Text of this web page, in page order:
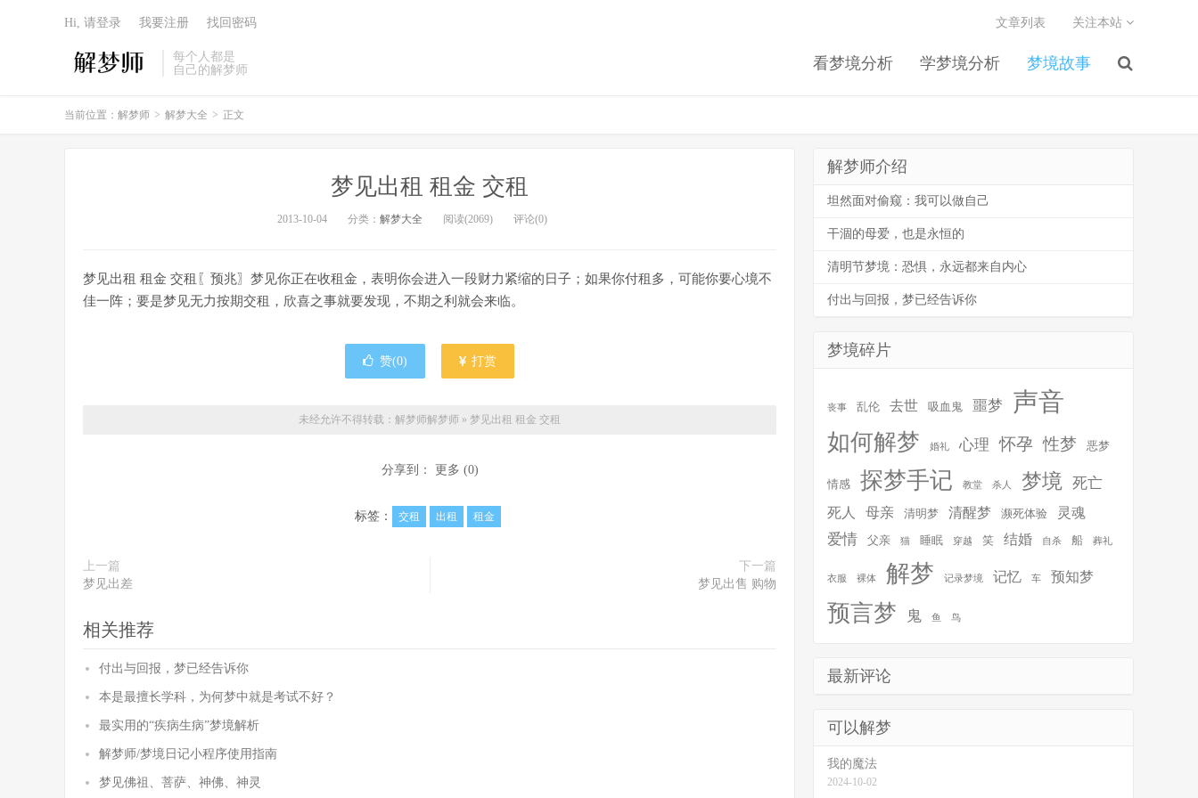
每个人都是
自己的解梦师
看梦境分析 学梦境分析 梦境故事
文章列表 关注本站
Hi, 请登录 我要注册 找回密码
当前位置： 解梦师 > 解梦大全 > 正文
梦见出租 租金 交租
2013-10-04 分类： 解梦大全 阅读(2069) 评论(0)
梦见出租 租金 交租〖预兆〗梦见你正在收租金，表明你会进入一段财力紧缩的日子；如果你付租多，可能你要心境不
佳一阵；要是梦见无力按期交租，欣喜之事就要发现，不期之利就会来临。
赞(0) 打赏
未经允许不得转载：解梦师解梦师 » 梦见出租 租金 交租
分享到： 更多 (0)
标签： 交租 出租 租金
上一篇
梦见出差
下一篇
梦见出售 购物
相关推荐
付出与回报，梦已经告诉你
本是最擅长学科，为何梦中就是考试不好？
最实用的“疾病生病”梦境解析
解梦师/梦境日记小程序使用指南
梦见佛祖、菩萨、神佛、神灵
解梦师介绍
坦然面对偷窥：我可以做自己
干涸的母爱，也是永恒的
清明节梦境：恐惧，永远都来自内心
付出与回报，梦已经告诉你
梦境碎片
丧事 乱伦 去世 吸血鬼 噩梦 声音
如何解梦 婚礼 心理 怀孕 性梦 恶梦
情感 探梦手记 教堂 杀人 梦境 死亡
死人 母亲 清明梦 清醒梦 濒死体验 灵魂
爱情 父亲 猫 睡眠 穿越 笑 结婚 自杀 船 葬礼
衣服 裸体 解梦 记录梦境 记忆 车 预知梦
预言梦 鬼 鱼 鸟
最新评论
可以解梦
我的魔法
2024-10-02